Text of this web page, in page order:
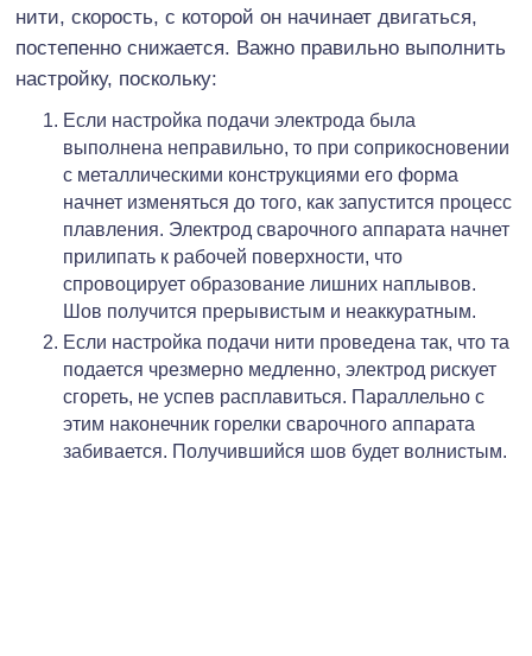
нити, скорость, с которой он начинает двигаться,
постепенно снижается. Важно правильно выполнить
настройку, поскольку:
Если настройка подачи электрода была
выполнена неправильно, то при соприкосновении
с металлическими конструкциями его форма
начнет изменяться до того, как запустится процесс
плавления. Электрод сварочного аппарата начнет
прилипать к рабочей поверхности, что
спровоцирует образование лишних наплывов.
Шов получится прерывистым и неаккуратным.
Если настройка подачи нити проведена так, что та
подается чрезмерно медленно, электрод рискует
сгореть, не успев расплавиться. Параллельно с
этим наконечник горелки сварочного аппарата
забивается. Получившийся шов будет волнистым.